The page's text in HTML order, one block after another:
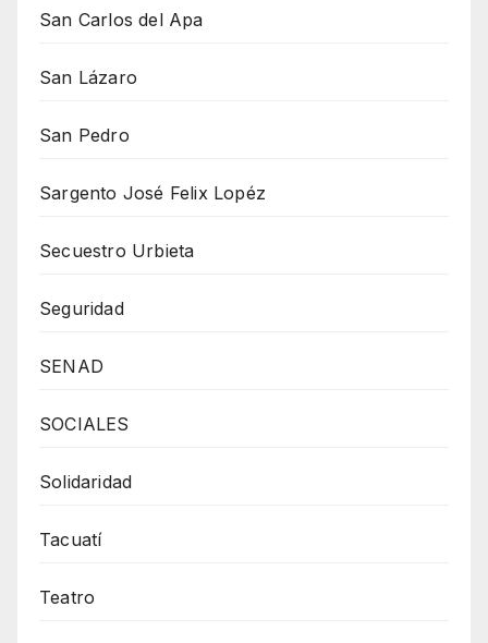
San Carlos del Apa
San Lázaro
San Pedro
Sargento José Felix Lopéz
Secuestro Urbieta
Seguridad
SENAD
SOCIALES
Solidaridad
Tacuatí
Teatro